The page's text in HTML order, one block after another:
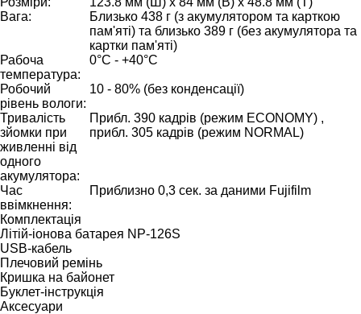
Вага:
Близько 438 г (з акумулятором та карткою
пам'яті) та близько 389 г (без акумулятора та
картки пам'яті)
Рабоча
температура:
0°C - +40°C
Робочий
рівень вологи:
10 - 80% (без конденсації)
Тривалість
зйомки при
живленні від
одного
акумулятора:
Прибл. 390 кадрів (режим ECONOMY) ,
прибл. 305 кадрів (режим NORMAL)
Час
ввімкнення:
Приблизно 0,3 сек. за даними Fujifilm
Комплектація
Літій-іонова батарея NP-126S
USB-кабель
Плечовий ремінь
Кришка на байонет
Буклет-інструкція
Аксесуари